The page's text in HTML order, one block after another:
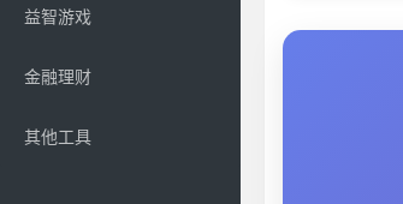
益智游戏
金融理财
其他工具